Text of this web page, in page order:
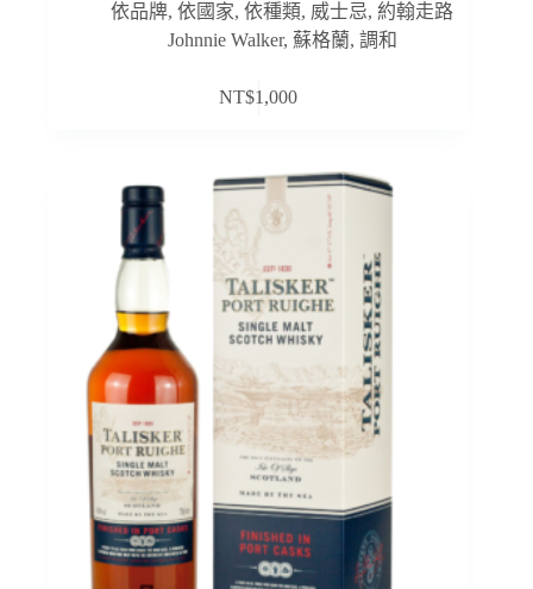
依品牌,依國家,依種類, 威士忌,約翰走路
Johnnie Walker, 蘇格蘭, 調和
NT$1,000